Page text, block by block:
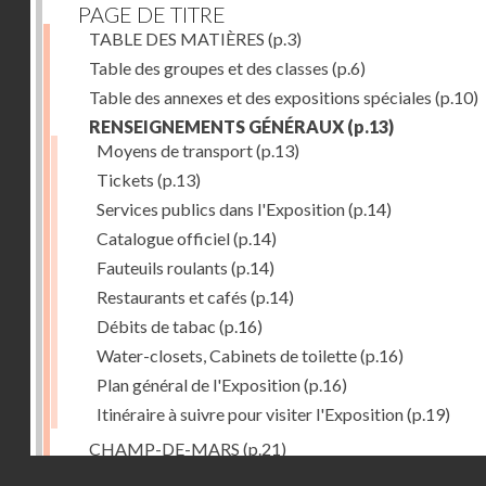
PAGE DE TITRE
TABLE DES MATIÈRES (p.3)
Table des groupes et des classes (p.6)
Table des annexes et des expositions spéciales (p.10)
RENSEIGNEMENTS GÉNÉRAUX (p.13)
Moyens de transport(p.13)
Tickets (p.13)
Services publics dans l'Exposition(p.14)
Catalogue officiel(p.14)
Fauteuils roulants (p.14)
Restaurants et cafés (p.14)
Débits de tabac (p.16)
Water-closets, Cabinets de toilette(p.16)
Plan général de l'Exposition(p.16)
Itinéraire à suivre pour visiter l'Exposition(p.19)
CHAMP-DE-MARS (p.21)